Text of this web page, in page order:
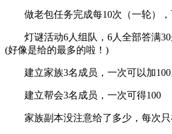
做老包任务完成每10次（一轮），
灯谜活动6人组队，6人全部答满30
(好像是给的最多的啦！)
建立家族3名成员，一次可以加100
建立帮会3名成员，一次可得100
家族副本没注意给了多少，每次只